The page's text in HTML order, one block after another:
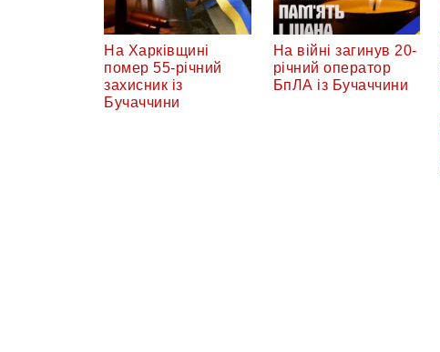
На Харківщині
помер 55-річний
захисник із
Бучаччини
На війні загинув 20-
річний оператор
БпЛА із Бучаччини